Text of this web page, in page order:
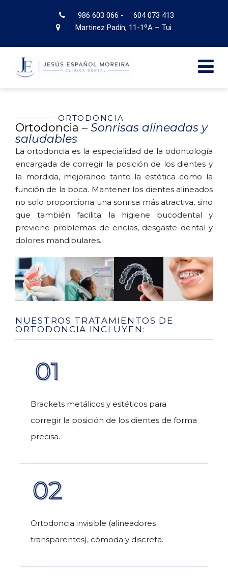
986 603 066 -
604 073 413
Martinez Padín, 11-1ºA – Tui
ORTODONCIA
Ortodoncia – Sonrisas alineadas y
saludables
La ortodoncia es la especialidad de la odontología
encargada de corregir la posición de los dientes y
la mordida, mejorando tanto la estética como la
función de la boca. Mantener los dientes alineados
no solo proporciona una sonrisa más atractiva, sino
que también facilita la higiene bucodental y
previene problemas de encías, desgaste dental y
dolores mandibulares.
NUESTROS TRATAMIENTOS DE
ORTODONCIA INCLUYEN:
Brackets metálicos y estéticos para
corregir la posición de los dientes de forma
precisa.
Ortodoncia invisible (alineadores
transparentes), cómoda y discreta.